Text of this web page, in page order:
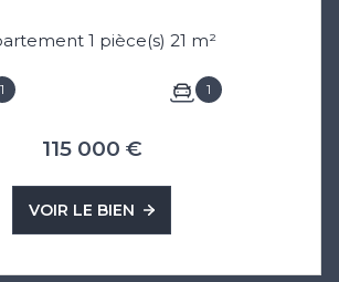
Appartement 1 pièce(s) 21 m²
1 1
115 000 €
VOIR LE BIEN